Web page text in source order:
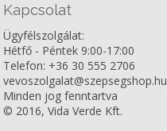
Kapcsolat
Ügyfélszolgálat:
Hétfő - Péntek 9:00-17:00
Telefon: +36 30 555 2706
vevoszolgalat@szepsegshop.hu
Minden jog fenntartva
© 2016, Vida Verde Kft.